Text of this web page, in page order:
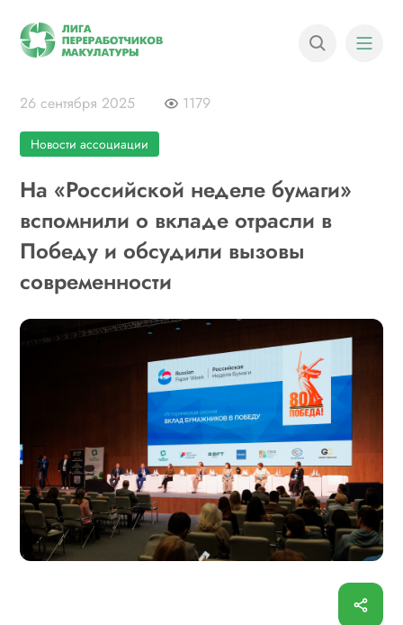
26 сентября 2025 1179
Новости ассоциации
На «Российской неделе бумаги»
вспомнили о вкладе отрасли в
Победу и обсудили вызовы
современности